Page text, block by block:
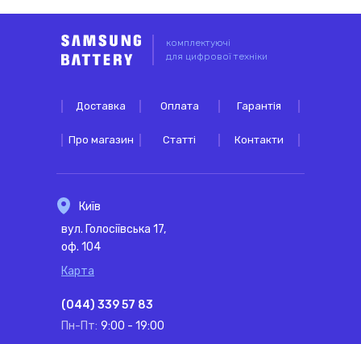
комплектуючі
для цифрової техніки
Доставка Оплата Гарантія
Про магазин Статті Контакти
Київ
вул. Голосіївська 17,
оф. 104
Карта
(044) 339 57 83
Пн-Пт: 9:00 - 19:00